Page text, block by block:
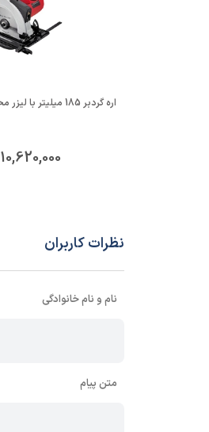
وزن محموله (گرم)
سایر مشخصات
اره گردبر 185 میلیتر با لیزر محک CS-185L
10,620,000
نظرات کاربران
نام و نام خانوادگی
متن پیام